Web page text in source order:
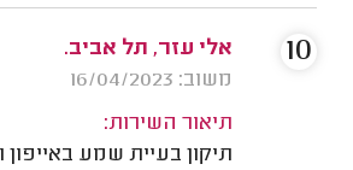
אלי עזר, תל אביב.
משוב: 16/04/2023
תיאור השירות:
תיקון בעיית שמע באייפון
10